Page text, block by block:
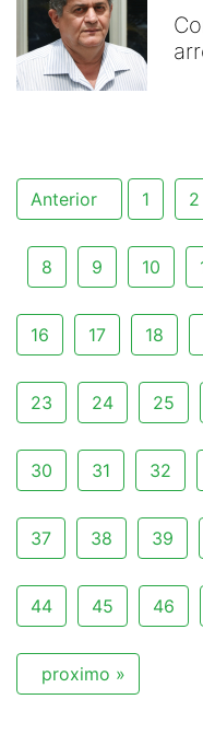
Anterior 1 2
8 9 10
16 17 18
23 24 25
30 31 32
37 38 39
44 45 46
proximo »